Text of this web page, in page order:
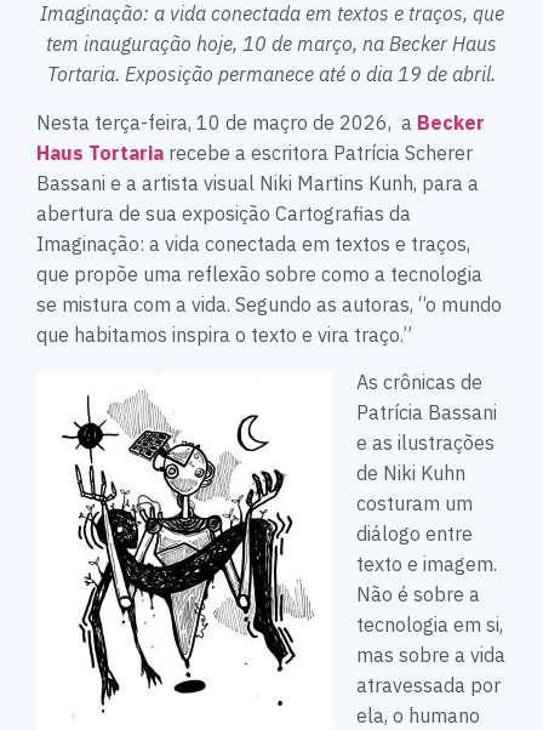
Imaginação: a vida conectada em textos e traços, que
tem inauguração hoje, 10 de março, na Becker Haus
Tortaria. Exposição permanece até o dia 19 de abril.
Nesta terça-feira, 10 de maçro de 2026, a Becker
Haus Tortaria recebe a escritora Patrícia Scherer
Bassani e a artista visual Niki Martins Kunh, para a
abertura de sua exposição Cartografias da
Imaginação: a vida conectada em textos e traços,
que propõe uma reflexão sobre como a tecnologia
se mistura com a vida. Segundo as autoras, “o mundo
que habitamos inspira o texto e vira traço.”
As crônicas de
Patrícia Bassani
e as ilustrações
de Niki Kuhn
costuram um
diálogo entre
texto e imagem.
Não é sobre a
tecnologia em si,
mas sobre a vida
atravessada por
ela, o humano